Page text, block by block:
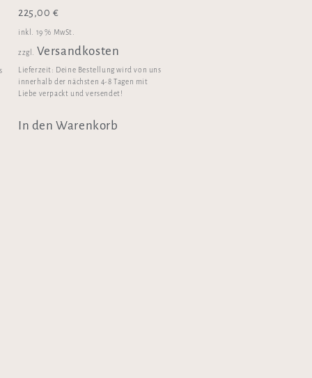
225,00€
inkl. 19 % MwSt.
zzgl. Versandkosten
Lieferzeit: Deine Bestellung wird von uns
innerhalb der nächsten 4-8 Tagen mit
Liebe verpackt und versendet!
In den Warenkorb